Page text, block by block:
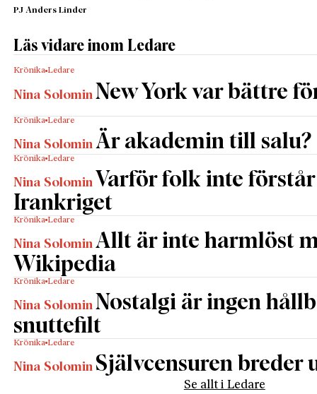
PJ Anders Linder
Läs vidare inom Ledare
Krönika Ledare
Nina Solomin New York var bättre
Krönika Ledare
Nina Solomin Är akademin till salu?
Krönika Ledare
Nina Solomin Varför folk inte förstår
Irankriget
Krönika Ledare
Nina Solomin Allt är inte harmlöst
Wikipedia
Krönika Ledare
Nina Solomin Nostalgi är ingen
snuttefilt
Krönika Ledare
Nina Solomin Självcensuren breder
Se allt i Ledare